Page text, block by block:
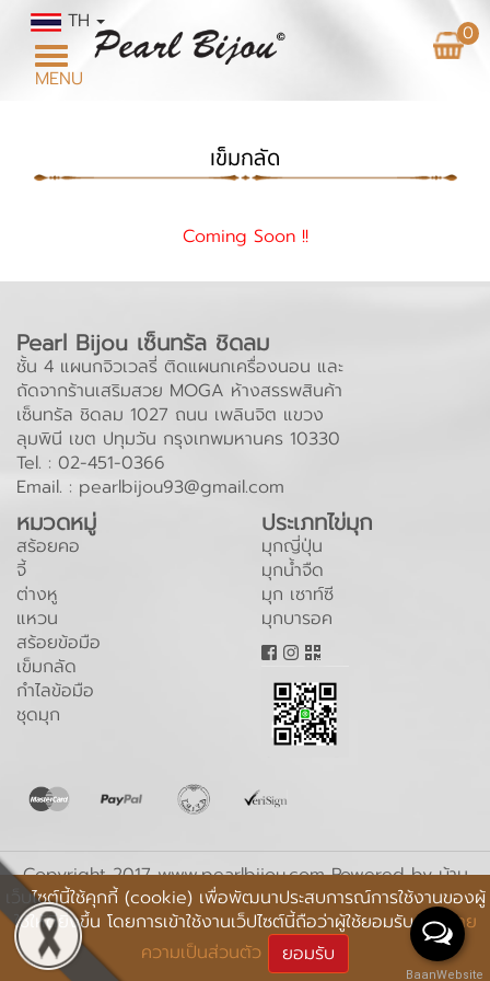
TH
Toggle
navigation
MENU
0
เข็มกลัด
Coming Soon !!
Pearl Bijou เซ็นทรัล ชิดลม
ชั้น 4 แผนกจิวเวลรี่ ติดแผนกเครื่องนอน และ
ถัดจากร้านเสริมสวย MOGA ห้างสรรพสินค้า
เซ็นทรัล ชิดลม 1027 ถนน เพลินจิต แขวง
ลุมพินี เขต ปทุมวัน กรุงเทพมหานคร 10330
Tel. : 02-451-0366
Email. : pearlbijou93@gmail.com
หมวดหมู่
สร้อยคอ
จี้
ต่างหู
แหวน
สร้อยข้อมือ
เข็มกลัด
กำไลข้อมือ
ชุดมุก
ประเภทไข่มุก
มุกญี่ปุ่น
มุกน้ำจืด
มุก เซาท์ซี
มุกบารอค
Copyright 2017 www.pearlbijou.com Powered byบ้าน
เว็บไซต์
Online : 226 l Today : 10,439 l Total : 9,734,784
เว็บไซต์นี้ใช้คุกกี้ (cookie) เพื่อพัฒนาประสบการณ์การใช้งานของผู้
ใช้ให้ดียิ่งขึ้น โดยการเข้าใช้งานเว็ปไซต์นี้ถือว่าผู้ใช้ยอมรับนโยบาย
ความเป็นส่วนตัว
ยอมรับ
BaanWebsite